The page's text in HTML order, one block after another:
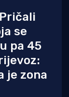
Pričali
se
pa 45
je zona